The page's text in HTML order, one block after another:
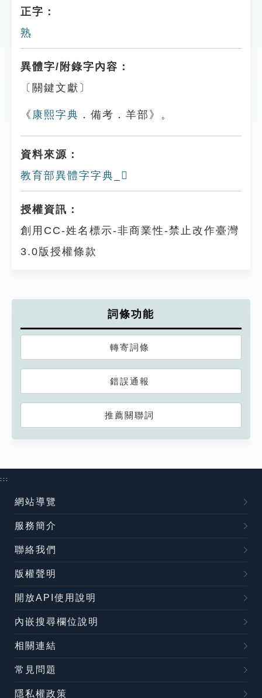
正字：
熟
異體字/附錄字內容：
〔關鍵文獻〕
《 康熙字典 ．備考．羊部》。
資料來源：
教育部異體字字典_𦏧
授權資訊：
創用CC-姓名標示-非商業性-禁止改作臺灣
3.0版授權條款
詞條功能
轉寄詞條
錯誤通報
推薦關聯詞
:::
網站導覽
服務簡介
聯絡我們
版權聲明
開放API使用說明
內嵌搜尋欄位說明
相關連結
常見問題
隱私權政策